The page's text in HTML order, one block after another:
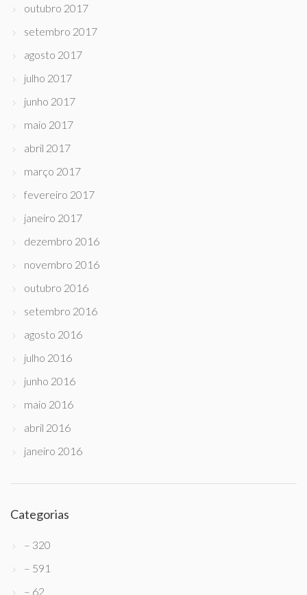
outubro 2017
setembro 2017
agosto 2017
julho 2017
junho 2017
maio 2017
abril 2017
março 2017
fevereiro 2017
janeiro 2017
dezembro 2016
novembro 2016
outubro 2016
setembro 2016
agosto 2016
julho 2016
junho 2016
maio 2016
abril 2016
janeiro 2016
Categorias
– 320
– 591
– 62